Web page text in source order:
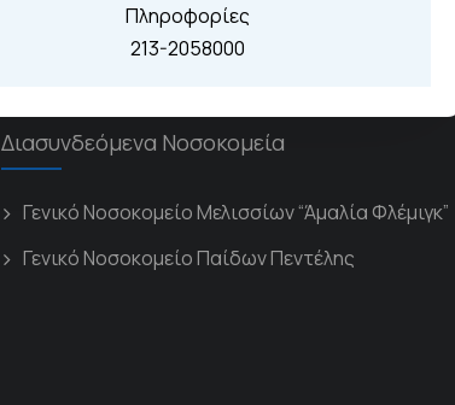
Πληροφορίες
213-2058000
Διασυνδεόμενα Νοσοκομεία
Γενικό Νοσοκομείο Μελισσίων “Άμαλία Φλέμιγκ”
Γενικό Νοσοκομείο Παίδων Πεντέλης